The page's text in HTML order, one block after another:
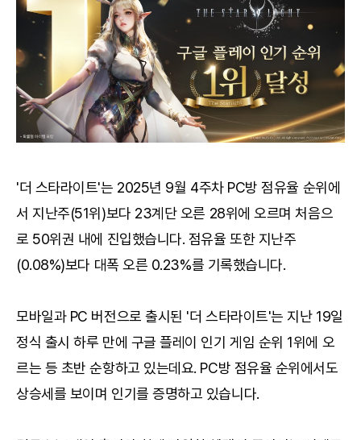
'더 스타라이트'는 2025년 9월 4주차 PC방 점유율 순위에
서 지난주(51위)보다 23계단 오른 28위에 오르며 처음으
로 50위권 내에 진입했습니다. 점유율 또한 지난주
(0.08%)보다 대폭 오른 0.23%를 기록했습니다.
모바일과 PC 버전으로 출시된 '더 스타라이트'는 지난 19일
정식 출시 하루 만에 구글 플레이 인기 게임 순위 1위에 오
르는 등 초반 순항하고 있는데요. PC방 점유율 순위에서도
상승세를 보이며 인기를 증명하고 있습니다.